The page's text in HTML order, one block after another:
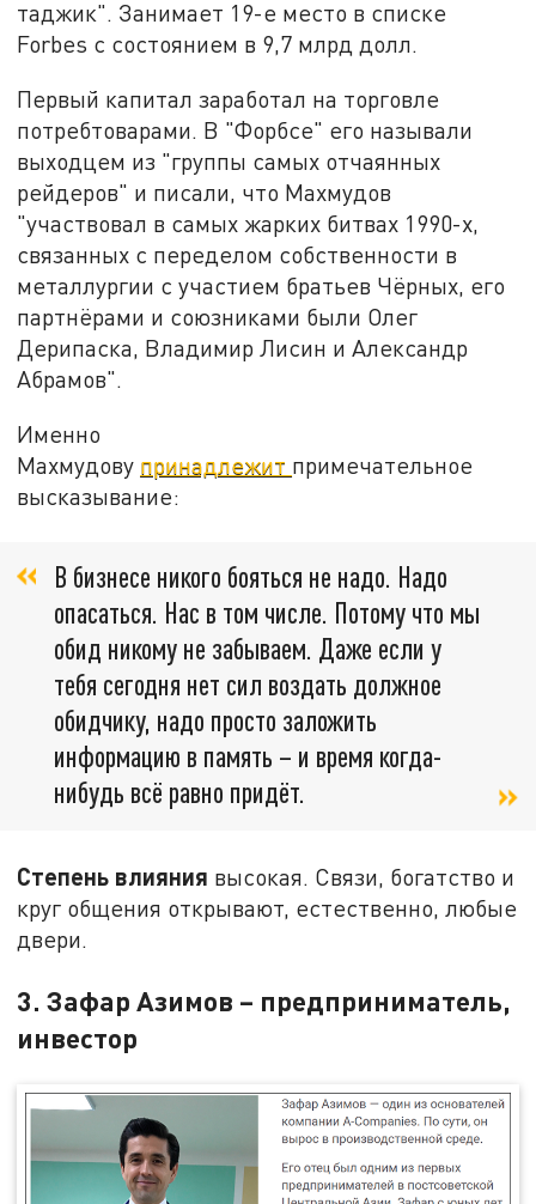
таджик". Занимает 19-е место в списке
Forbes с состоянием в 9,7 млрд долл.
Первый капитал заработал на торговле
потребтоварами. В "Форбсе" его называли
выходцем из "группы самых отчаянных
рейдеров" и писали, что Махмудов
"участвовал в самых жарких битвах 1990-х,
связанных с переделом собственности в
металлургии с участием братьев Чёрных, его
партнёрами и союзниками были Олег
Дерипаска, Владимир Лисин и Александр
Абрамов".
Именно
Махмудову принадлежит примечательное
высказывание:
В бизнесе никого бояться не надо. Надо
опасаться. Нас в том числе. Потому что мы
обид никому не забываем. Даже если у
тебя сегодня нет сил воздать должное
обидчику, надо просто заложить
информацию в память – и время когда-
нибудь всё равно придёт.
Степень влияния высокая. Связи, богатство и
круг общения открывают, естественно, любые
двери.
3. Зафар Азимов – предприниматель,
инвестор